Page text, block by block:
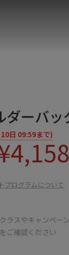
ダーバッ
日 09:59まで)
4,158
プログラムについて
ラスやキャンペー
ご確認ください